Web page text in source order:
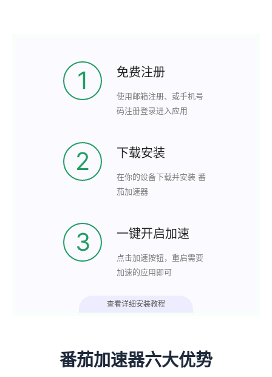
1 免费注册
使用邮箱注册、或手机号
码注册登录进入应用
2 下载安装
在你的设备下载并安装 番
茄加速器
3 一键开启加速
点击加速按钮，重启需要
加速的应用即可
查看详细安装教程
番茄加速器六大优势